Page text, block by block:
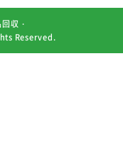
収・
Reserved.